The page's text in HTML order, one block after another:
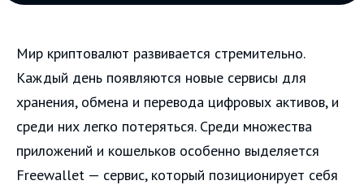
Мир криптовалют развивается стремительно.
Каждый день появляются новые сервисы для
хранения, обмена и перевода цифровых активов, и
среди них легко потеряться. Среди множества
приложений и кошельков особенно выделяется
Freewallet — сервис, который позиционирует себя